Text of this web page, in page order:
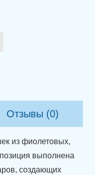
Отзывы (0)
из фиолетовых,
выполнена
создающих